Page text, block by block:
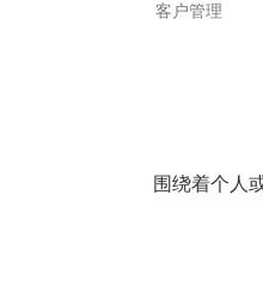
客户管理
围绕着个人